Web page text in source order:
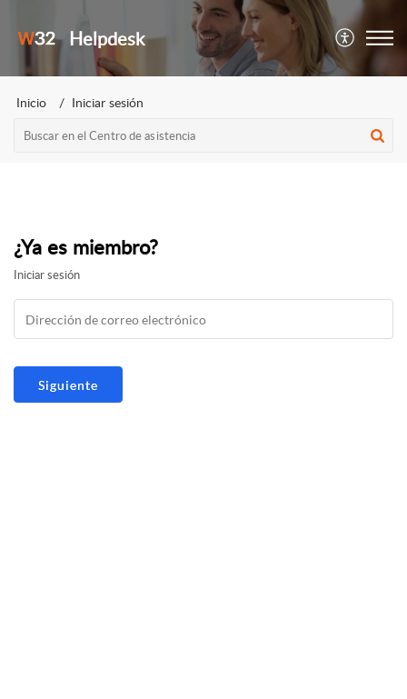
Helpdesk
Inicio Iniciar sesión
¿Ya es miembro?
Iniciar sesión